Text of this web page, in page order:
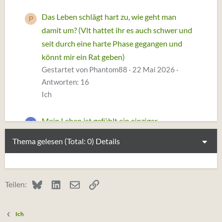
P
Das Leben schlägt hart zu, wie geht man
damit um? (Vlt hattet ihr es auch schwer und
seit durch eine harte Phase gegangen und
könnt mir ein Rat geben)
Gestartet von Phantom88
22 Mai 2026
Antworten: 16
Ich
A
Mein Leben ist gefühlt ein einziger
Gestartet von anon1995
Ich
Thema gelesen (Total: 0) Details
Teilen: BlueskyLinkedInE-MailLink
Ich